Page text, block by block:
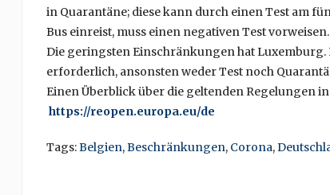
in Quarantäne; diese kann durch einen Test am
Bus einreist, muss einen negativen Test vorweisen.
Die geringsten Einschränkungen hat
erforderlich, ansonsten weder Test noch
Einen Überblick über die geltenden Regelungen
https://reopen.europa.eu/de
Tags:Belgien,Beschränkungen, Corona,